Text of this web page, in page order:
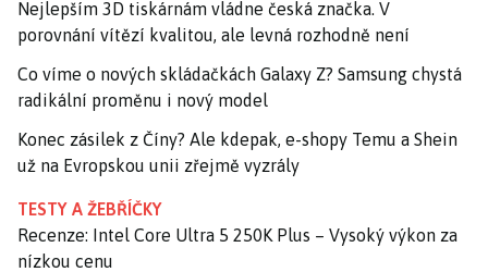
Nejlepším 3D tiskárnám vládne česká značka. V
porovnání vítězí kvalitou, ale levná rozhodně není
Co víme o nových skládačkách Galaxy Z? Samsung chystá
radikální proměnu i nový model
Konec zásilek z Číny? Ale kdepak, e-shopy Temu a Shein
už na Evropskou unii zřejmě vyzrály
TESTY A ŽEBŘÍČKY
Recenze: Intel Core Ultra 5 250K Plus – Vysoký výkon za
nízkou cenu